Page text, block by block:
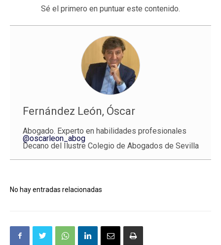
Sé el primero en puntuar este contenido.
Fernández León, Óscar
Abogado. Experto en habilidades profesionales
@oscarleon_abog
Decano del Ilustre Colegio de Abogados de Sevilla
No hay entradas relacionadas